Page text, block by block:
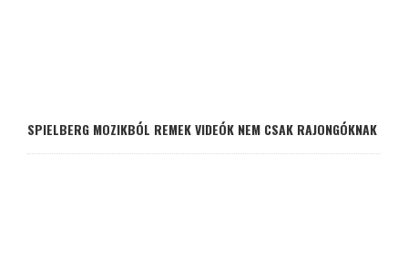
SPIELBERG MOZIKBÓL REMEK VIDEÓK NEM CSAK RAJONGÓKNAK